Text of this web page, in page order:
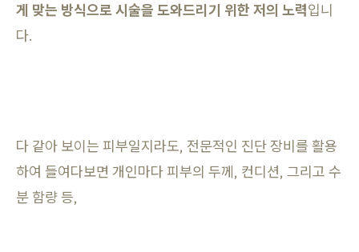
게 맞는 방식으로 시술을 도와드리기 위한 저의 노력입니
다.
다 같아 보이는 피부일지라도, 전문적인 진단 장비를 활용
하여 들여다보면 개인마다 피부의 두께, 컨디션, 그리고 수
분 함량 등,